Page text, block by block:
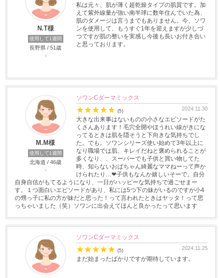
N.T様
使用して1週間
長野県 / 51歳
♀
私は元々、肌が薄く超乾燥タイプの肌質です。加
えて紫外線量が強い南半球に数年住んでいた為、
肌のダメージは言うまでもありません。今、ソワ
ンを使用して、もうすぐ1年を迎えますが少しづ
つですが肌の整いを実感し今後も長いお付き合い
と思っております。
M.M様
使用して1週間
北海道 / 46歳
♀
ソワンCダーマミックス
★★★★★ (5) 2024.11.30
大きな出来事はないものの小さなエピソードがた
くさんあります！毛穴全開やほうれい線がきにな
ってるときは肌を隠そうと下向きな気持ちでし
た。でも。ソワンシリーズ使い始めて3年以上に
なり職場では肌、キレイだねと褒められることが
多くなり、、スーパーでも子供と買い物してた
時、知らないおばちゃん綺麗なママねーって声か
けられたり…❤子供もなんか嬉しいそーで。自分
自身自信がもてるようになり、一日がハッピーな気持ちで過ごせまー
す。１つ面白いエピソードがあり、私には5つ下の妹がいるのですが小4
の甥っ子に私の方が妹だと思った！って言われたときはヤッタ！って思
っちゃいました（笑）ソワンに出会えてほんと良かったって思います
ソワンCダーマミックス
★★★★★ (5) 2024.11.25
まだ始まったばかりですが期待しています。